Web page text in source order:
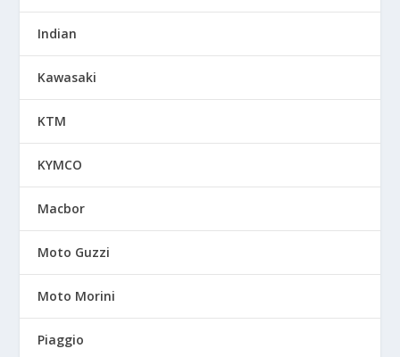
Indian
Kawasaki
KTM
KYMCO
Macbor
Moto Guzzi
Moto Morini
Piaggio